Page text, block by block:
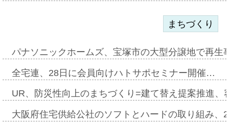
まちづくり
パナソニックホームズ、宝塚市の大型分譲地で再
全宅連、28日に会員向けハトサポセミナー開催…
UR、防災性向上のまちづくり=建て替え提案推進
大阪府住宅供給公社のソフトとハードの取り組み